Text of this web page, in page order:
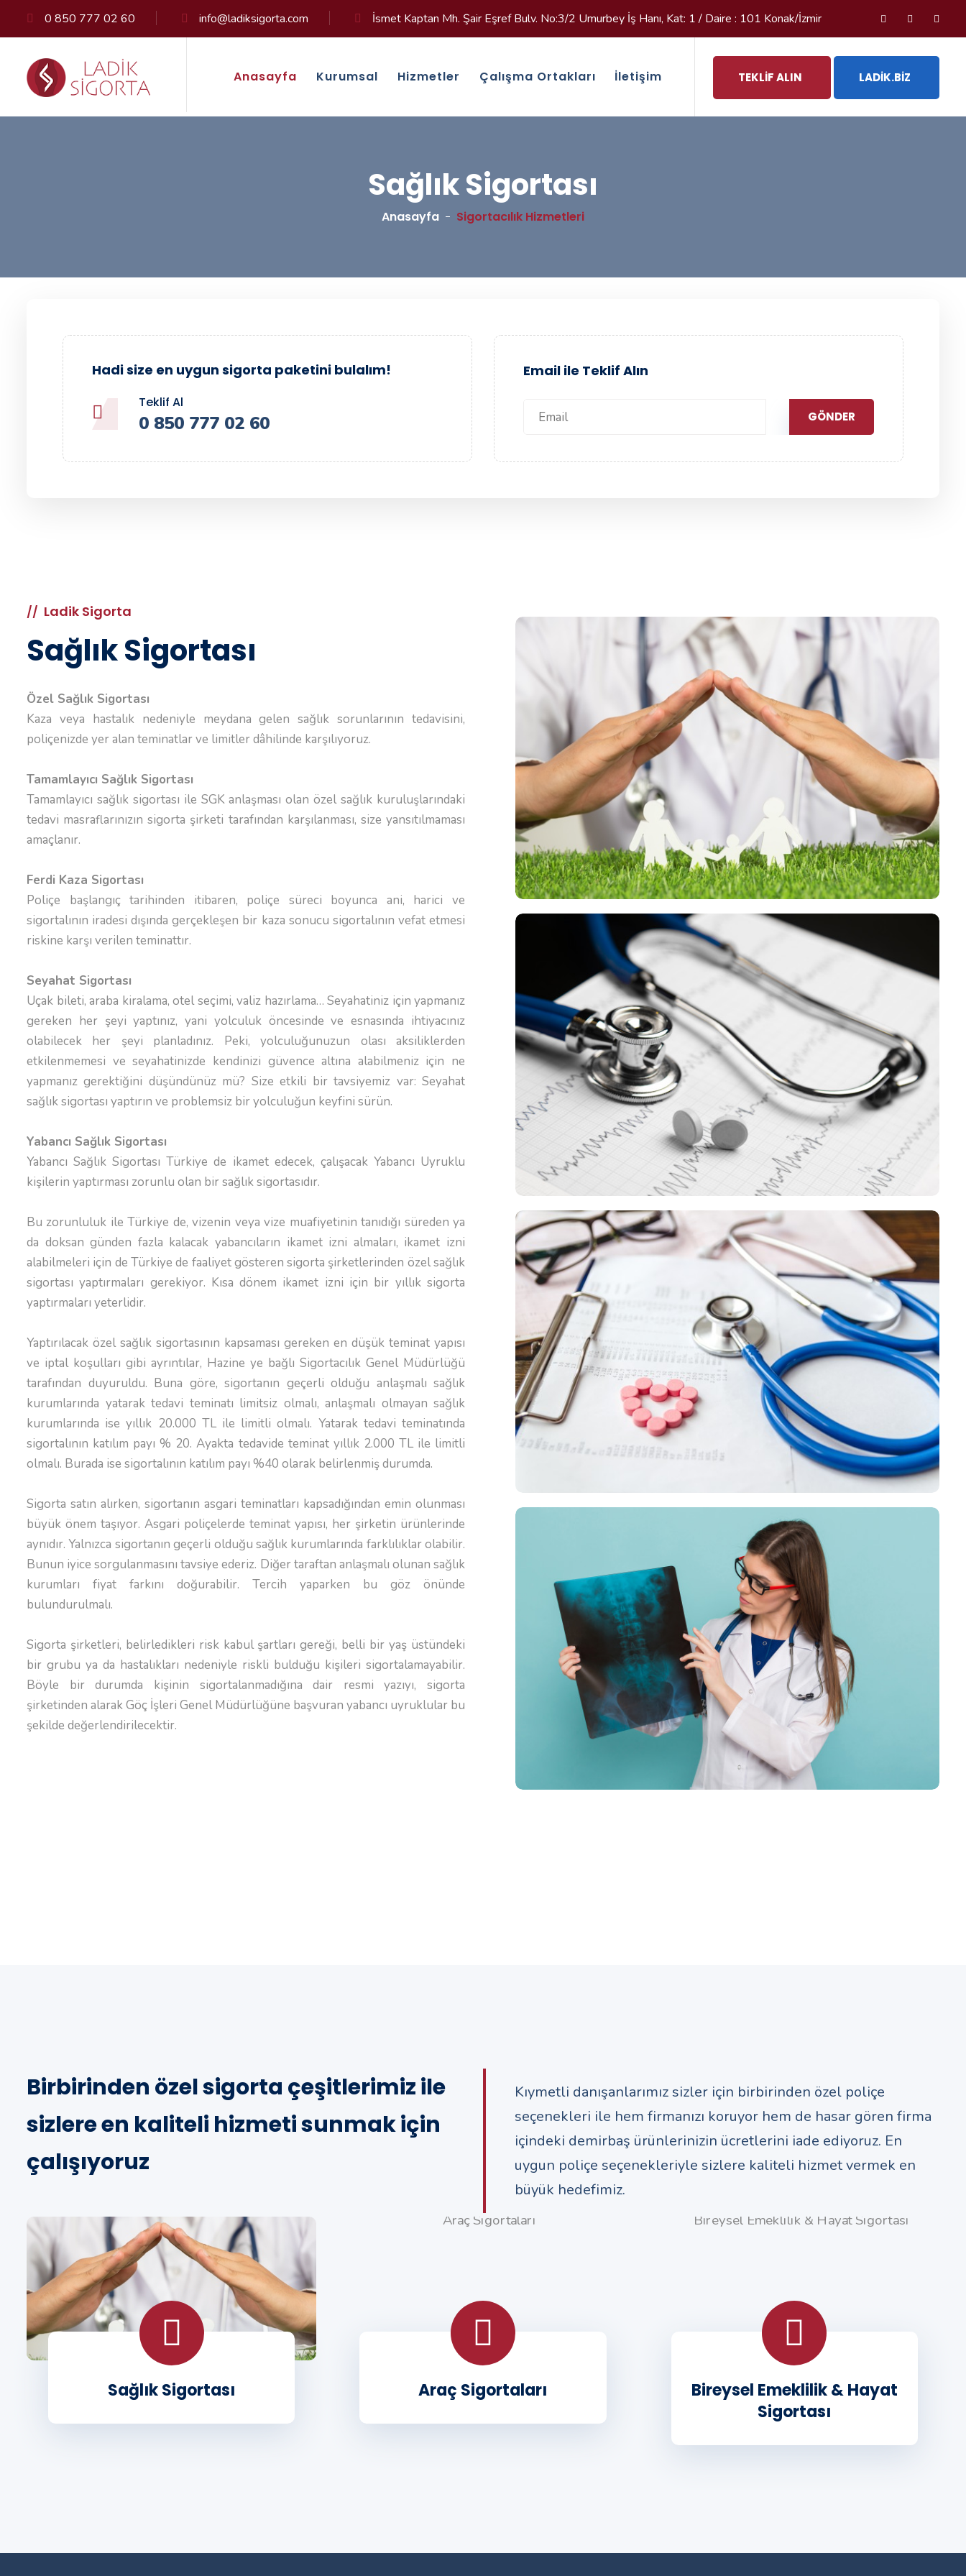
0 850 777 02 60 info@ladiksigorta.com İsmet Kaptan Mh. Şair Eşref Bulv. No:3/2 Umurbey İş Hanı, Kat: 1 / Daire : 101 Konak/İzmir
Anasayfa Kurumsal Hizmetler Çalışma Ortakları İletişim TEKLIF ALIN LADIK.BIZ
Sağlık Sigortası
Anasayfa Sigortacılık Hizmetleri
Hadi size en uygun sigorta paketini bulalım!
Teklif Al
0 850 777 02 60
Email ile Teklif Alın
GÖNDER
// Ladik Sigorta
Sağlık Sigortası
Özel Sağlık Sigortası
Kaza veya hastalık nedeniyle meydana gelen sağlık sorunlarının tedavisini,
poliçenizde yer alan teminatlar ve limitler dâhilinde karşılıyoruz.
Tamamlayıcı Sağlık Sigortası
Tamamlayıcı sağlık sigortası ile SGK anlaşması olan özel sağlık kuruluşlarındaki
tedavi masraflarınızın sigorta şirketi tarafından karşılanması, size yansıtılmaması
amaçlanır.
Ferdi Kaza Sigortası
Poliçe başlangıç tarihinden itibaren, poliçe süreci boyunca ani, harici ve
sigortalının iradesi dışında gerçekleşen bir kaza sonucu sigortalının vefat etmesi
riskine karşı verilen teminattır.
Seyahat Sigortası
Uçak bileti, araba kiralama, otel seçimi, valiz hazırlama… Seyahatiniz için yapmanız
gereken her şeyi yaptınız, yani yolculuk öncesinde ve esnasında ihtiyacınız
olabilecek her şeyi planladınız. Peki, yolculuğunuzun olası aksiliklerden
etkilenmemesi ve seyahatinizde kendinizi güvence altına alabilmeniz için ne
yapmanız gerektiğini düşündünüz mü? Size etkili bir tavsiyemiz var: Seyahat
sağlık sigortası yaptırın ve problemsiz bir yolculuğun keyfini sürün.
Yabancı Sağlık Sigortası
Yabancı Sağlık Sigortası Türkiye de ikamet edecek, çalışacak Yabancı Uyruklu
kişilerin yaptırması zorunlu olan bir sağlık sigortasıdır.
Bu zorunluluk ile Türkiye de, vizenin veya vize muafiyetinin tanıdığı süreden ya
da doksan günden fazla kalacak yabancıların ikamet izni almaları, ikamet izni
alabilmeleri için de Türkiye de faaliyet gösteren sigorta şirketlerinden özel sağlık
sigortası yaptırmaları gerekiyor. Kısa dönem ikamet izni için bir yıllık sigorta
yaptırmaları yeterlidir.
Yaptırılacak özel sağlık sigortasının kapsaması gereken en düşük teminat yapısı
ve iptal koşulları gibi ayrıntılar, Hazine ye bağlı Sigortacılık Genel Müdürlüğü
tarafından duyuruldu. Buna göre, sigortanın geçerli olduğu anlaşmalı sağlık
kurumlarında yatarak tedavi teminatı limitsiz olmalı, anlaşmalı olmayan sağlık
kurumlarında ise yıllık 20.000 TL ile limitli olmalı. Yatarak tedavi teminatında
sigortalının katılım payı % 20. Ayakta tedavide teminat yıllık 2.000 TL ile limitli
olmalı. Burada ise sigortalının katılım payı %40 olarak belirlenmiş durumda.
Sigorta satın alırken, sigortanın asgari teminatları kapsadığından emin olunması
büyük önem taşıyor. Asgari poliçelerde teminat yapısı, her şirketin ürünlerinde
aynıdır. Yalnızca sigortanın geçerli olduğu sağlık kurumlarında farklılıklar olabilir.
Bunun iyice sorgulanmasını tavsiye ederiz. Diğer taraftan anlaşmalı olunan sağlık
kurumları fiyat farkını doğurabilir. Tercih yaparken bu göz önünde
bulundurulmalı.
Sigorta şirketleri, belirledikleri risk kabul şartları gereği, belli bir yaş üstündeki
bir grubu ya da hastalıkları nedeniyle riskli bulduğu kişileri sigortalamayabilir.
Böyle bir durumda kişinin sigortalanmadığına dair resmi yazıyı, sigorta
şirketinden alarak Göç İşleri Genel Müdürlüğüne başvuran yabancı uyruklular bu
şekilde değerlendirilecektir.
Birbirinden özel sigorta çeşitlerimiz ile
sizlere en kaliteli hizmeti sunmak için
çalışıyoruz
Kıymetli danışanlarımız sizler için birbirinden özel poliçe
seçenekleri ile hem firmanızı koruyor hem de hasar gören firma
içindeki demirbaş ürünlerinizin ücretlerini iade ediyoruz. En
uygun poliçe seçenekleriyle sizlere kaliteli hizmet vermek en
büyük hedefimiz.
Sağlık Sigortası Araç Sigortaları
Bireysel Emeklilik & Hayat
Sigortası